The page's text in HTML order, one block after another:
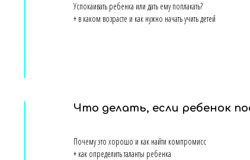
Успокаивать ребенка или дать ему поплакать?
+ в каком возрасте и как нужно начать учить детей
Что делать, если ребенок
Почему это хорошо и как найти компромисс
+ как определить таланты ребенка